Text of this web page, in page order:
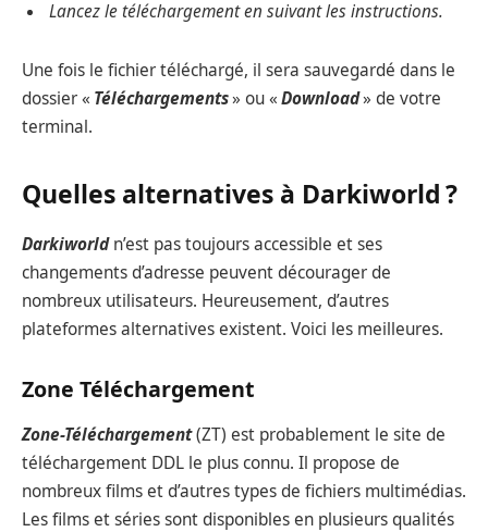
Lancez le téléchargement en suivant les instructions.
Une fois le fichier téléchargé, il sera sauvegardé dans le
dossier « Téléchargements» ou «Download» de votre
terminal.
Quelles alternatives à Darkiworld ?
Darkiworldn’est pas toujours accessible et ses
changements d’adresse peuvent décourager de
nombreux utilisateurs. Heureusement, d’autres
plateformes alternatives existent. Voici les meilleures.
Zone Téléchargement
Zone-Téléchargement(ZT) est probablement le site de
téléchargement DDL le plus connu. Il propose de
nombreux films et d’autres types de fichiers multimédias.
Les films et séries sont disponibles en plusieurs qualités